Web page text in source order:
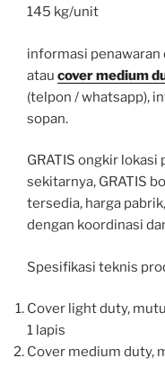
145 kg/unit
informasi penawaran
atau cover medium
(telpon / whatsapp),
sopan.
GRATIS ongkir lokasi
sekitarnya, GRATIS
tersedia, harga
dengan koordinasi
Spesifikasi teknis
Cover light duty,
1 lapis
Cover medium duty,